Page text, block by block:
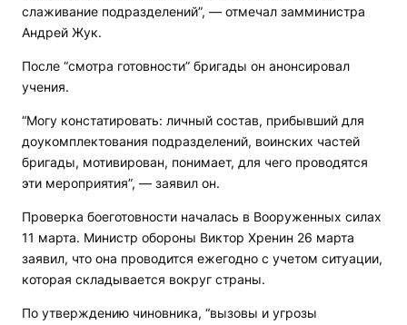
слаживание подразделений”, — отмечал замминистра
Андрей Жук.
После “смотра готовности” бригады он анонсировал
учения.
“Могу констатировать: личный состав, прибывший для
доукомплектования подразделений, воинских частей
бригады, мотивирован, понимает, для чего проводятся
эти мероприятия”, — заявил он.
Проверка боеготовности началась в Вооруженных силах
11 марта. Министр обороны Виктор Хренин 26 марта
заявил, что она проводится ежегодно с учетом ситуации,
которая складывается вокруг страны.
По утверждению чиновника, “вызовы и угрозы